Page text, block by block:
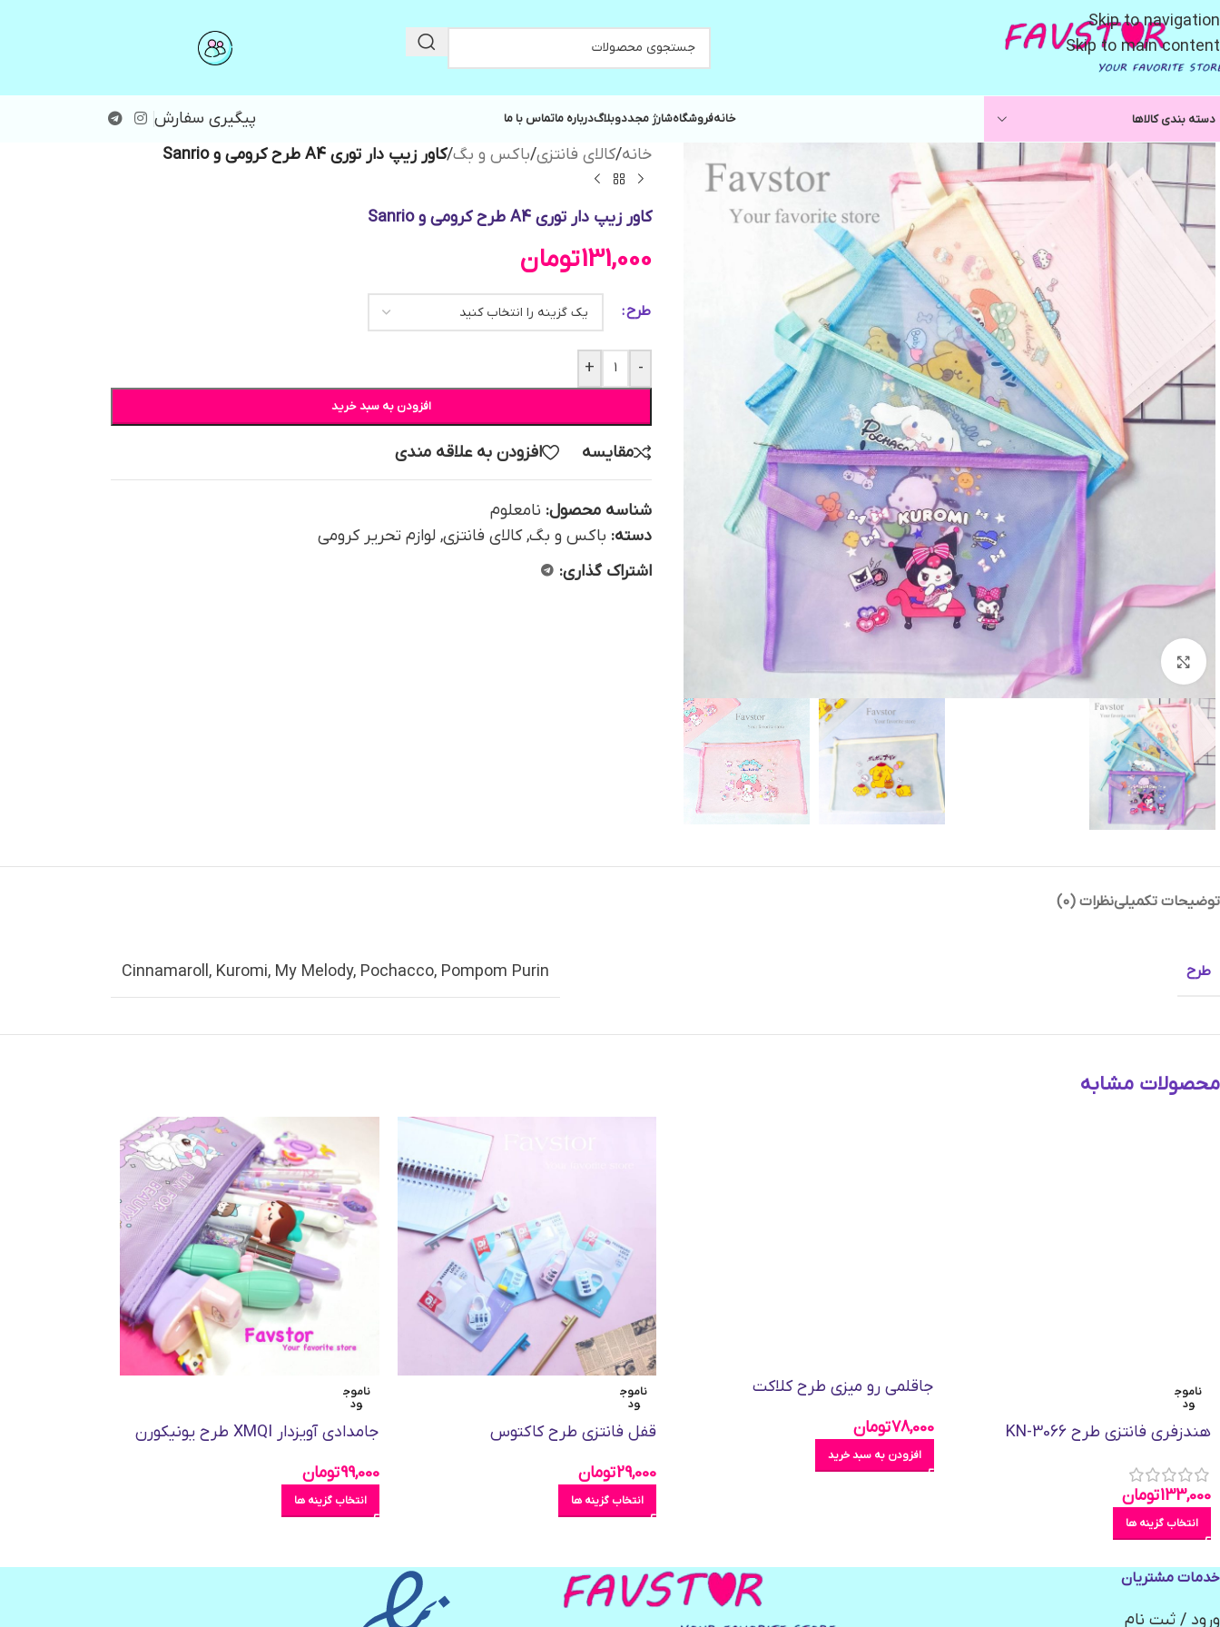
Skip to navigation
Skip to main content
دسته بندی کالاها خانهفروشگاهشارژ مجددوبلاگدرباره ماتماس با ما پیگیری سفارش
بزرگنمایی تصویر
خانه/کالای فانتزی/باکس و بگ/کاور زیپ دار توری A4 طرح کرومی و Sanrio
کاور زیپ دار توری A4 طرح کرومی و Sanrio
131,000تومان
طرح
-
+
افزودن به سبد خرید
مقایسه افزودن به علاقه مندی
شناسه محصول: نامعلوم
دسته: باکس و بگ, کالای فانتزی, لوازم تحریر کرومی
اشتراک گذاری:
توضیحات تکمیلینظرات (0)
طرح Cinnamaroll, Kuromi, My Melody, Pochacco, Pompom Purin
محصولات مشابه
ناموج
ود
هندزفری فانتزی طرح KN-3066
133,000تومان
انتخاب گزینه ها
جاقلمی رو میزی طرح کلاکت
78,000تومان
افزودن به سبد خرید
ناموج
ود
قفل فانتزی طرح کاکتوس
29,000تومان
انتخاب گزینه ها
ناموج
ود
جامدادی آویزدار XMQI طرح یونیکورن
99,000تومان
انتخاب گزینه ها
خدمات مشتریان
ورود / ثبت نام